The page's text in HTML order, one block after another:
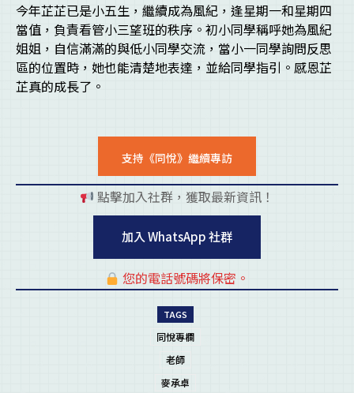
今年芷芷已是小五生，繼續成為風紀，逢星期一和星期四
當值，負責看管小三望班的秩序。初小同學稱呼她為風紀
姐姐，自信滿滿的與低小同學交流，當小一同學詢問反思
區的位置時，她也能清楚地表達，並給同學指引。感恩芷
芷真的成長了。
支持《同悅》繼續專訪
點擊加入社群，獲取最新資訊！
加入 WhatsApp 社群
您的電話號碼將保密。
TAGS
同悅專欄
老師
麥承卓